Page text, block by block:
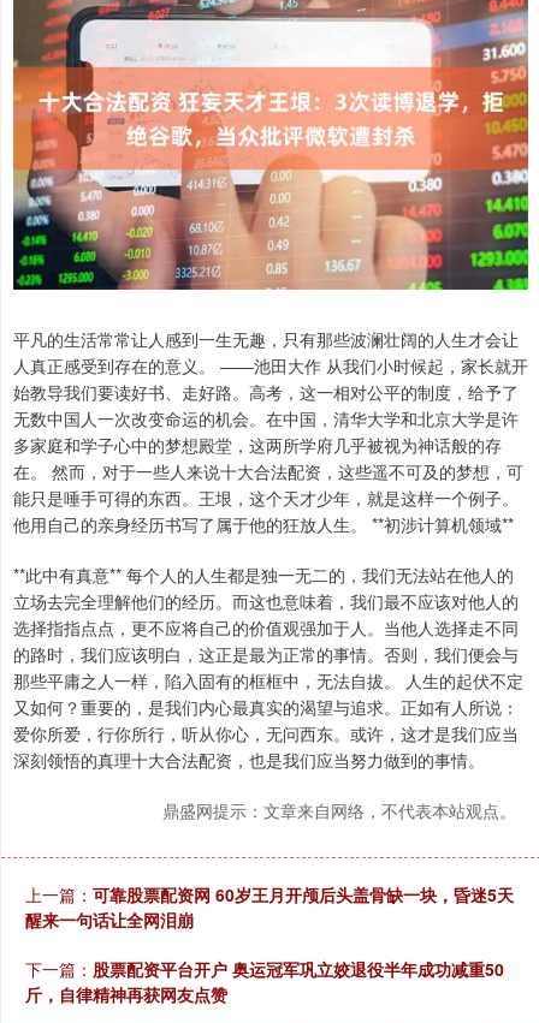
平凡的生活常常让人感到一生无趣，只有那些波澜壮阔的人生才会让
人真正感受到存在的意义。 ——池田大作 从我们小时候起，家长就开
始教导我们要读好书、走好路。高考，这一相对公平的制度，给予了
无数中国人一次改变命运的机会。在中国，清华大学和北京大学是许
多家庭和学子心中的梦想殿堂，这两所学府几乎被视为神话般的存
在。 然而，对于一些人来说十大合法配资，这些遥不可及的梦想，可
能只是唾手可得的东西。王垠，这个天才少年，就是这样一个例子。
他用自己的亲身经历书写了属于他的狂放人生。 **初涉计算机领域**
**此中有真意** 每个人的人生都是独一无二的，我们无法站在他人的
立场去完全理解他们的经历。而这也意味着，我们最不应该对他人的
选择指指点点，更不应将自己的价值观强加于人。当他人选择走不同
的路时，我们应该明白，这正是最为正常的事情。否则，我们便会与
那些平庸之人一样，陷入固有的框框中，无法自拔。 人生的起伏不定
又如何？重要的，是我们内心最真实的渴望与追求。正如有人所说：
爱你所爱，行你所行，听从你心，无问西东。或许，这才是我们应当
深刻领悟的真理十大合法配资，也是我们应当努力做到的事情。
鼎盛网提示：文章来自网络，不代表本站观点。
上一篇： 可靠股票配资网 60岁王月开颅后头盖骨缺一块，昏迷5天
醒来一句话让全网泪崩
下一篇： 股票配资平台开户 奥运冠军巩立姣退役半年成功减重50
斤，自律精神再获网友点赞